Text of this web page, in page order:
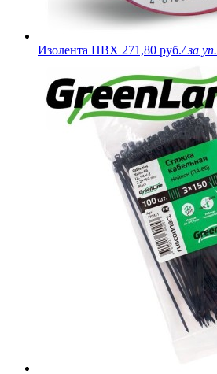
Изолента ПВХ 271,80 руб./ за уп.